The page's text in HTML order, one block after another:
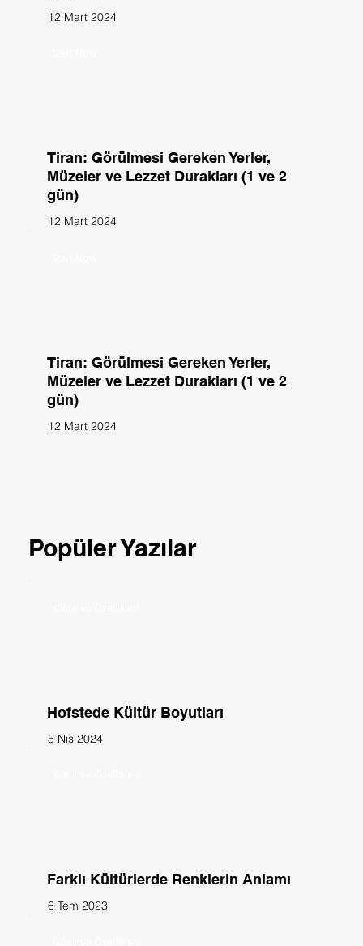
12 Mart 2024
Tiran: Görülmesi Gereken Yerler,
Müzeler ve Lezzet Durakları (1 ve 2
gün)
12 Mart 2024
Tiran: Görülmesi Gereken Yerler,
Müzeler ve Lezzet Durakları (1 ve 2
gün)
12 Mart 2024
Hofstede Kültür Boyutları
5 Nis 2024
Farklı Kültürlerde Renklerin Anlamı
6 Tem 2023
Popüler Yazılar